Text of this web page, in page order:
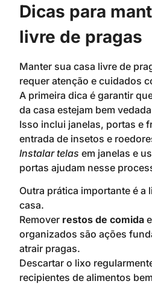
Dicas para
livre de pragas
Manter sua casa livre de
requer atenção e cuidados
A primeira dica é garantir
da casa estejam bem
Isso inclui janelas, portas e
entrada de insetos e
Instalar telas em janelas e
portas ajudam nesse
Outra prática importante é a
casa.
Remover restos de comida
organizados são ações
atrair pragas.
Descartar o lixo
recipientes de alimentos